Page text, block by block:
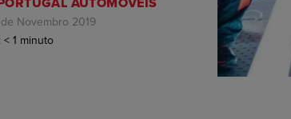
AUTOMÓVEIS
Novembro 2019
< 1 minuto